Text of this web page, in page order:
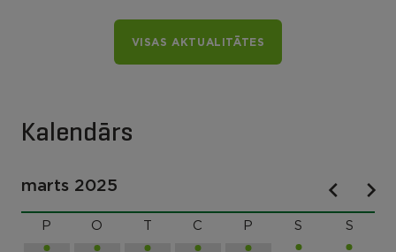
VISAS AKTUALITĀTES
Kalendārs
marts 2025
P O C P S S